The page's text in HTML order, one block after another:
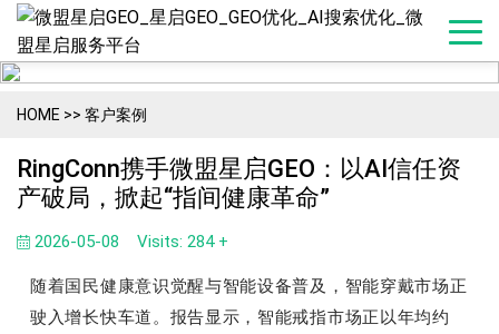
HOME >> 客户案例
RingConn携手微盟星启GEO：以AI信任资
产破局，掀起“指间健康革命”
2026-05-08 Visits: 284 +
随着国民健康意识觉醒与智能设备普及，智能穿戴市场正
驶入增长快车道。报告显示，智能戒指市场正以年均约